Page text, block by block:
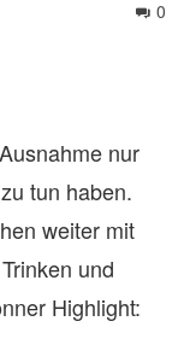
0
nur
tun haben.
weiter mit
und
Highlight: